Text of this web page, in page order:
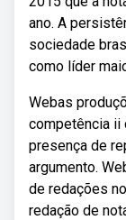
ano. A
sociedade
como líder
Webas
competência ii
presença de
argumento.
de redações
redação de